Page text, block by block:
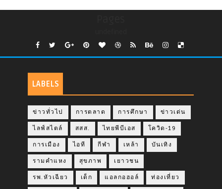
LABELS
ข่าวทั่วไป การตลาด การศึกษา ข่าวเด่น
ไลฟ์สไตล์ สสส. ไทยพีบีเอส โควิด-19
การเมือง ไอที กีฬา เหล้า บันเทิง
รามคำแหง สุขภาพ เยาวชน
รพ.หัวเฉียว เด็ก แอลกอฮอล์ ท่องเที่ยว